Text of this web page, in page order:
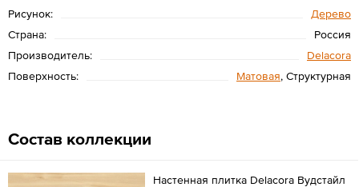
Рисунок:
Дерево
Страна:
Россия
Производитель:
Delacora
Поверхность:
Матовая, Структурная
Состав коллекции
Настенная плитка Delacora Вудстайл